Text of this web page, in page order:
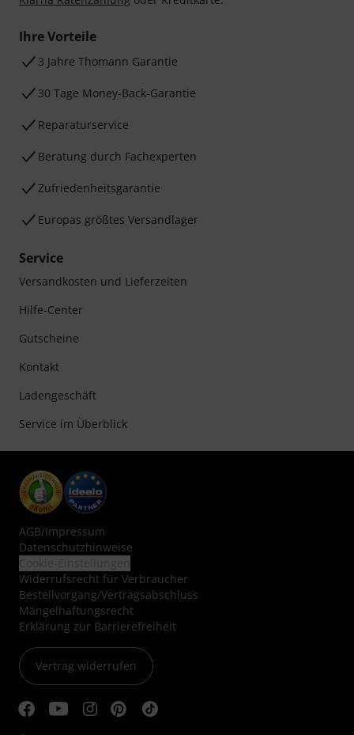
Ihre Vorteile
3 Jahre Thomann Garantie
30 Tage Money-Back-Garantie
Reparaturservice
Beratung durch Fachexperten
Zufriedenheitsgarantie
Europas größtes Versandlager
Service
Versandkosten und Lieferzeiten
Hilfe-Center
Gutscheine
Kontakt
Ladengeschäft
Service im Überblick
AGB/Impressum
Datenschutzhinweise
Widerrufsrecht für Verbraucher
Bestellvorgang/Vertragsabschluss
Mängelhaftungsrecht
Erklärung zur Barrierefreiheit
Vertrag widerrufen